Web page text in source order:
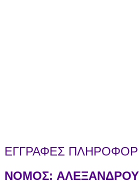
ΕΓΓΡΑΦΕΣ
ΝΟΜΟΣ: